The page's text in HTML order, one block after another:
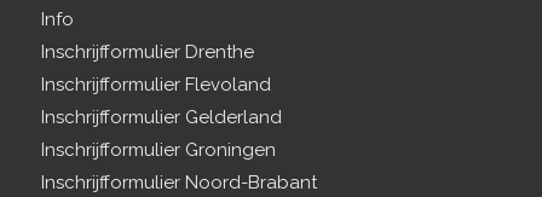
Info
Inschrijfformulier Drenthe
Inschrijfformulier Flevoland
Inschrijfformulier Gelderland
Inschrijfformulier Groningen
Inschrijfformulier Noord-Brabant